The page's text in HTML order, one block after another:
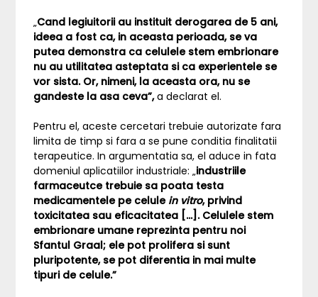
„Cand legiuitorii au instituit derogarea de 5 ani,
ideea a fost ca, in aceasta perioada, se va
putea demonstra ca celulele stem embrionare
nu au utilitatea asteptata si ca experientele se
vor sista. Or, nimeni, la aceasta ora, nu se
gandeste la asa ceva”,a declarat el.
Pentru el, aceste cercetari trebuie autorizate fara
limita de timp si fara a se pune conditia finalitatii
terapeutice. In argumentatia sa, el aduce in fata
domeniul aplicatiilor industriale: „industriile
farmaceutce trebuie sa poata testa
medicamentele pe celule in vitro, privind
toxicitatea sau eficacitatea […]. Celulele stem
embrionare umane reprezinta pentru noi
Sfantul Graal; ele pot prolifera si sunt
pluripotente, se pot diferentia in mai multe
tipuri de celule.”